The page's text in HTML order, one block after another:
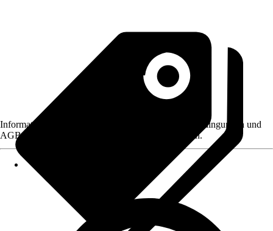
Informationen des Verkäufers, wie z. B. Rückgabebedingungen und
AGB, finden Sie bei Klick auf den Verkäufernamen.